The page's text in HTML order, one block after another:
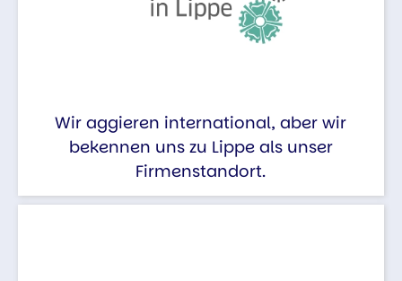
Wir aggieren international, aber wir
bekennen uns zu Lippe als unser
Firmenstandort.